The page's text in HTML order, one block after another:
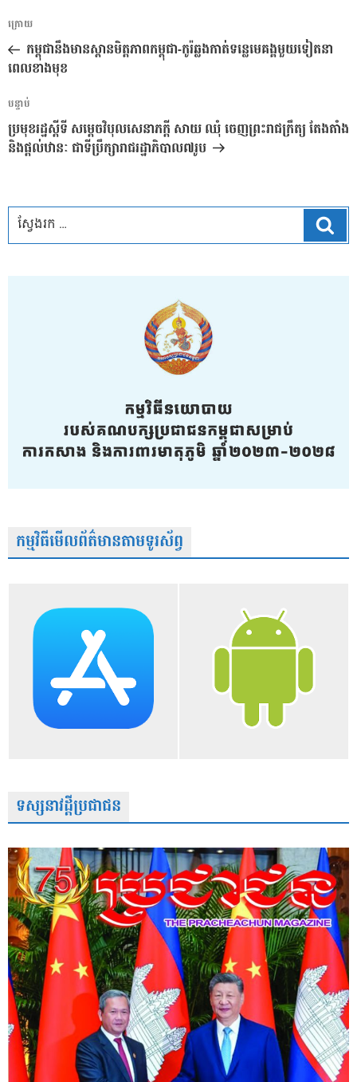
ការ​
នាំទិស​
ប្រកាស
អត្ថបទ
មុន
ក្រោយ
កម្ពុជា​នឹង​មាន​ស្ពាន​មិត្តភាព​កម្ពុជា​-កូ​រ៉​ឆ្លងកាត់​ទន្លេមេគង្គ​មួយទៀត​នា​
ពេល​ខាងមុខ
អត្ថបទ
បន្ទាប់
បន្ទាប់
ប្រមុខរដ្ឋស្ដីទី សម្ដេចវិបុលសេនាភក្ដី សាយ ឈុំ ចេញព្រះរាជក្រឹត្យ តែងតាំង
និងផ្ដល់ឋានៈ ជាទីប្រឹក្សារាជរដ្ឋាភិបាល៧រូប
កម្មវិធីមើលព័ត៌មានតាមទូរស័ព្វ
ទស្សនាវដ្តីប្រជាជន